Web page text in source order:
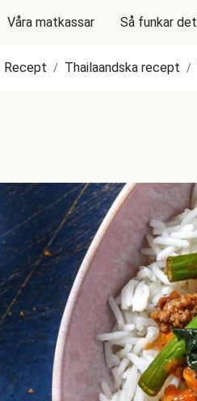
Våra matkassar Så funkar det
Recept / Thailaandska recept /